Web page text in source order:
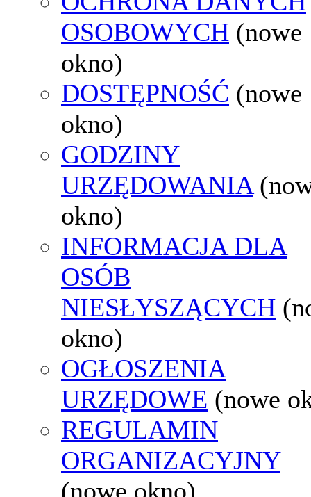
OSOBOWYCH (nowe
okno)
DOSTĘPNOŚĆ (nowe
okno)
GODZINY
URZĘDOWANIA
okno)
INFORMACJA DLA
OSÓB
NIESŁYSZĄCYCH
okno)
OGŁOSZENIA
URZĘDOWE (nowe
REGULAMIN
ORGANIZACYJNY
(nowe okno)